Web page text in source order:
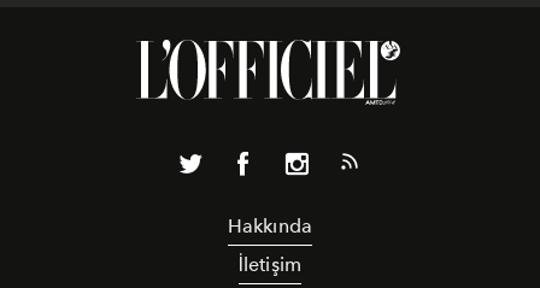
Hakkında
İletişim